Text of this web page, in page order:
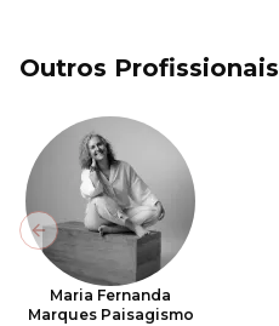
Outros Profissionais
Maria Fernanda
Marques Paisagismo
Previous slide